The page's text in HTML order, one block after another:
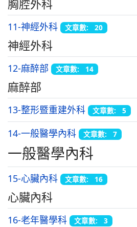
胸腔外科
11-神經外科 文章數: 20
神經外科
12-麻醉部 文章數: 14
麻醉部
13-整形暨重建外科 文章數: 5
14-一般醫學內科 文章數: 7
一般醫學內科
15-心臟內科 文章數: 16
心臟內科
16-老年醫學科 文章數: 3